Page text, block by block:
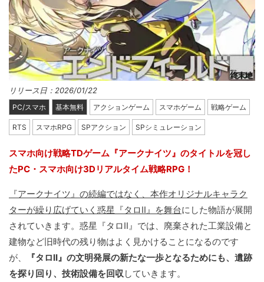
リリース日：2026/01/22
PC/スマホ 基本無料 アクションゲーム スマホゲーム 戦略ゲーム
RTS スマホRPG SPアクション SPシミュレーション
スマホ向け戦略TDゲーム『アークナイツ』のタイトルを冠し
たPC・スマホ向け3Dリアルタイム戦略RPG！
『アークナイツ』の続編ではなく、本作オリジナルキャラク
ターが繰り広げていく惑星『タロII』を舞台にした物語が展開
されていきます。惑星『タロII』では、廃棄された工業設備と
建物など旧時代の残り物はよく見かけることになるのです
が、
『タロII』の文明発展の新たな一歩となるためにも、遺跡
を探り回り、技術設備を回収 していきます。